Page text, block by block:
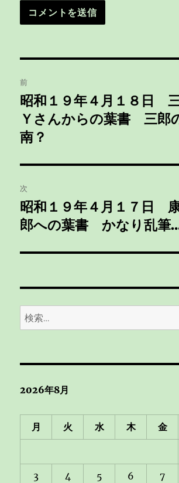
稿
ナ
ビ
ゲ
ー
シ
前
前
の
投
昭和１９年４月１８日
Ｙさんからの葉書 三郎
南？
次
次
の
稿:
昭和１９年４月１７日
郎への葉書 かなり乱筆
検
索:
2026年8月
月 火 水 木 金
3 4 5 6 7